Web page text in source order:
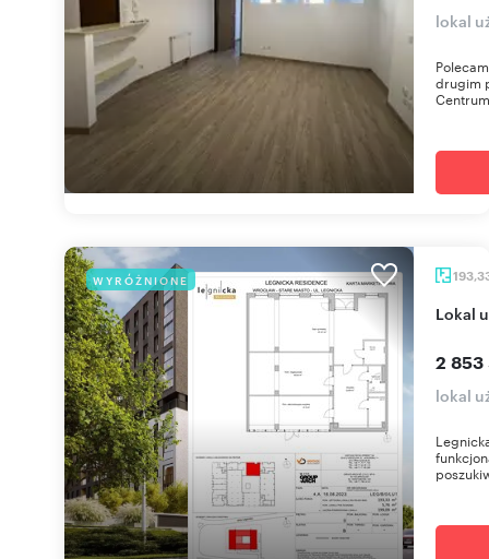
lokal
drugim
WYRÓŻNIONE
lokal
2 853
lokal